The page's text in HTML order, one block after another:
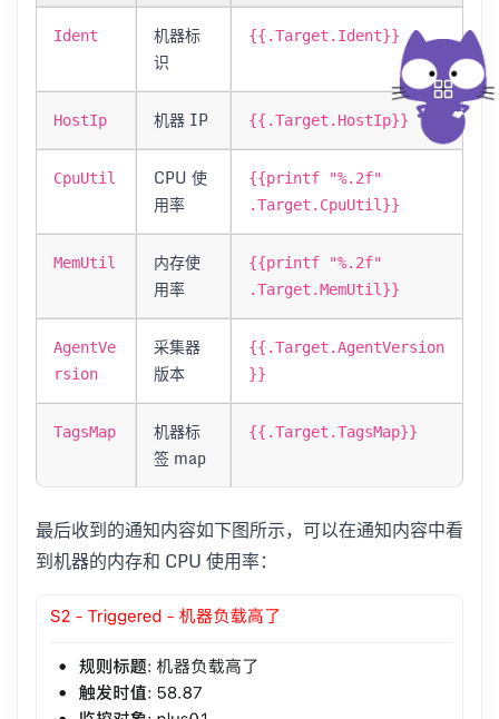
Ident
机器标
识
{{.Target.Ident}}
HostIp 机器 IP {{.Target.HostIp}}
CpuUtil
CPU 使
用率
{{printf "%.2f"
.Target.CpuUtil}}
MemUtil
内存使
用率
{{printf "%.2f"
.Target.MemUtil}}
AgentVe
rsion
采集器
版本
{{.Target.AgentVersion
}}
TagsMap
机器标
签 map
{{.Target.TagsMap}}
最后收到的通知内容如下图所示，可以在通知内容中看
到机器的内存和 CPU 使用率：